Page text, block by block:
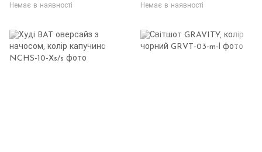
Немає в наявності Немає в наявності